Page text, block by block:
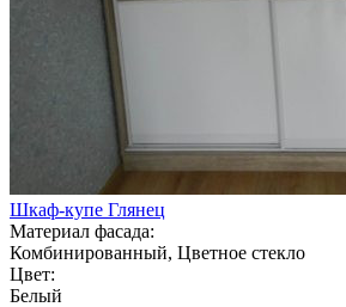
Шкаф-купе Глянец
Материал фасада:
Комбинированный, Цветное стекло
Цвет:
Белый